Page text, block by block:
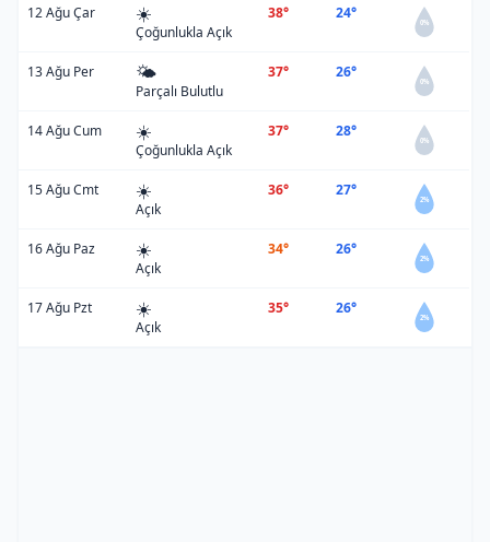
12 Ağu Çar ☀️
Çoğunlukla Açık
38° 24°
0%
13 Ağu Per 🌤️
Parçalı Bulutlu
37° 26°
0%
14 Ağu Cum ☀️
Çoğunlukla Açık
37° 28°
0%
15 Ağu Cmt ☀️
Açık
36° 27°
2%
16 Ağu Paz ☀️
Açık
34° 26°
2%
17 Ağu Pzt ☀️
Açık
35° 26°
2%